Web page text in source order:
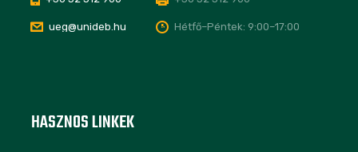
ueg@unideb.hu Hétfő–Péntek: 9:00–17:00
HASZNOS LINKEK